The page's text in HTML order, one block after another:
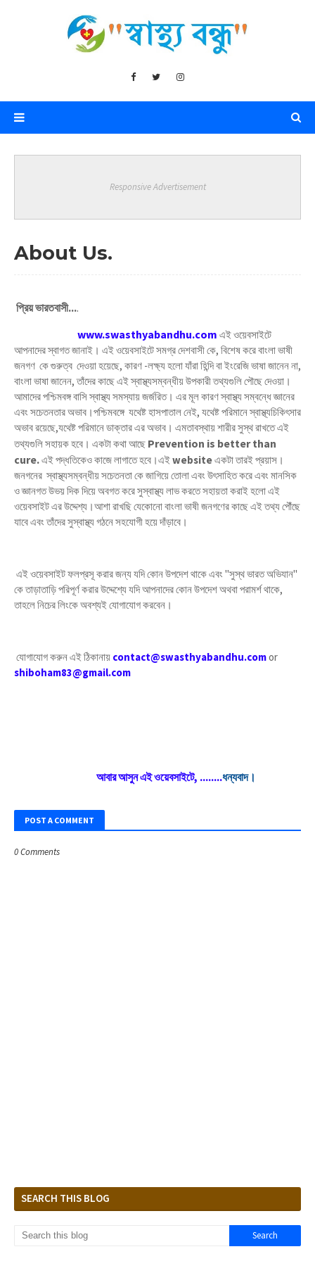
Responsive Advertisement
About Us.
প্রিয় ভারতবাসী....
www.swasthyabandhu.com এই ওয়েবসাইটে
আপনাদের স্বাগত জানাই। এই ওয়েবসাইটে সমগ্র দেশবাসী কে, বিশেষ করে বাংলা ভাষী
জনগণ কে গুরুত্ব দেওয়া হয়েছে, কারণ -লক্ষ্য হলো যাঁরা হিন্দি বা ইংরেজি ভাষা জানেন না,
বাংলা ভাষা জানেন, তাঁদের কাছে এই স্বাস্থ্যসম্বন্ধীয় উপকারী তথ্যগুলি পৌছে দেওয়া।
আমাদের পশ্চিমবঙ্গ বাসি স্বাস্থ্য সমস্যায় জর্জরিত। এর মূল কারণ স্বাস্থ্য সম্বন্ধে জ্ঞানের
এবং সচেতনতার অভাব।পশ্চিমবঙ্গে যথেষ্ট হাসপাতাল নেই, যথেষ্ট পরিমানে স্বাস্থ্যচিকিৎসার
অভাব রয়েছে,যথেষ্ট পরিমানে ডাক্তার এর অভাব। এমতাবস্থায় শারীর সুস্থ রাখতে এই
তথ্যগুলি সহায়ক হবে। একটা কথা আছে Prevention is better than
cure.এই পদ্ধতিকেও কাজে লাগাতে হবে।এইwebsiteএকটা তারই প্রয়াস।
জনগনের স্বাস্থ্যসম্বন্ধীয় সচেতনতা কে জাগিয়ে তোলা এবং উৎসাহিত করে এবং মানসিক
ও জ্ঞানগত উভয় দিক দিয়ে অবগত করে সুস্বাস্থ্য লাভ করতে সহায়তা করাই হলো এই
ওয়েবসাইট এর উদ্দেশ্য।আশা রাখছি যেকোনো বাংলা ভাষী জনগণের কাছে এই তথ্য পৌঁছে
যাবে এবং তাঁদের সুস্বাস্থ্য গঠনে সহযোগী হয়ে দাঁড়াবে।
এই ওয়েবসাইট ফলপ্রসূ করার জন্য যদি কোন উপদেশ থাকে এবং "সুস্থ ভারত অভিযান"
কে তাড়াতাড়ি পরিপূর্ণ করার উদ্দেশ্যে যদি আপনাদের কোন উপদেশ অথবা পরামর্শ থাকে,
তাহলে নিচের লিংকে অবশ্যই যোগাযোগ করবেন।
যোগাযোগ করুন এই ঠিকানায় contact@swasthyabandhu.comor
shiboham83@gmail.com
আবার আসুন এই ওয়েবসাইটে, ........ধন্যবাদ।
POST A COMMENT
0 Comments
SEARCH THIS BLOG